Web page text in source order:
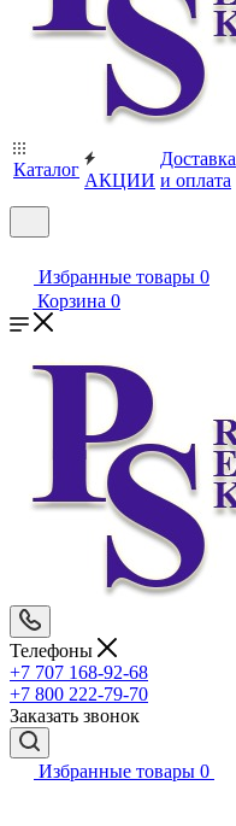
Каталог
АКЦИИ
Доставка
и оплата
Избранные товары 0
Корзина 0
Телефоны
+7 707 168-92-68
+7 800 222-79-70
Заказать звонок
Избранные товары 0